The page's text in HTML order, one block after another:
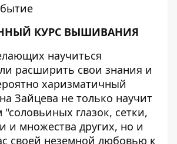
КУРС ВЫШИВАНИЯ
научиться
расширить свои знания и
харизматичный
Зайцева не только научит
"соловьиных глазок, сетки,
и множества других, но и
своей неземной любовью к